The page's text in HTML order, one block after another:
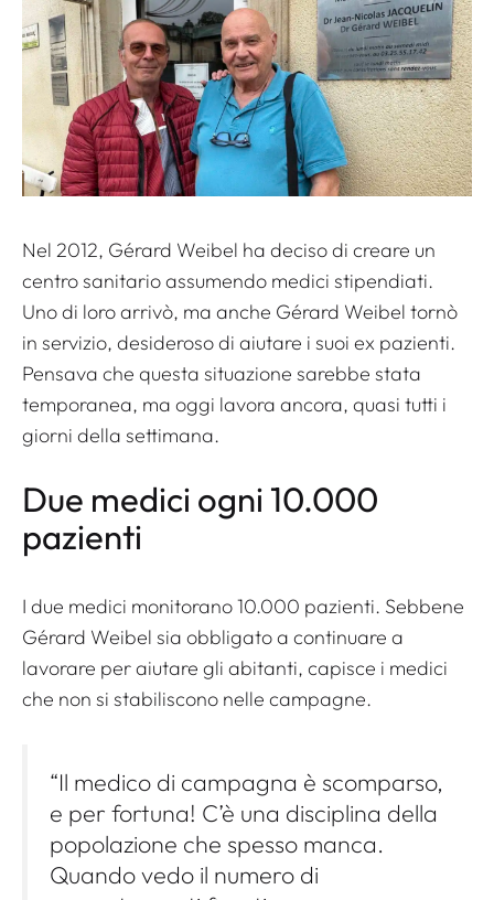
Nel 2012, Gérard Weibel ha deciso di creare un
centro sanitario assumendo medici stipendiati.
Uno di loro arrivò, ma anche Gérard Weibel tornò
in servizio, desideroso di aiutare i suoi ex pazienti.
Pensava che questa situazione sarebbe stata
temporanea, ma oggi lavora ancora, quasi tutti i
giorni della settimana.
Due medici ogni 10.000
pazienti
I due medici monitorano 10.000 pazienti. Sebbene
Gérard Weibel sia obbligato a continuare a
lavorare per aiutare gli abitanti, capisce i medici
che non si stabiliscono nelle campagne.
“Il medico di campagna è scomparso,
e per fortuna! C’è una disciplina della
popolazione che spesso manca.
Quando vedo il numero di